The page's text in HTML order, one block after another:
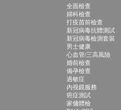
全面檢查
婦科檢查
打疫苗前檢查
新冠病毒抗體測試
新冠病毒檢測套裝
男士健康
心血管/三高風險
婚前檢查
備孕檢查
過敏症
內視鏡服務
癌症測試
家傭體檢